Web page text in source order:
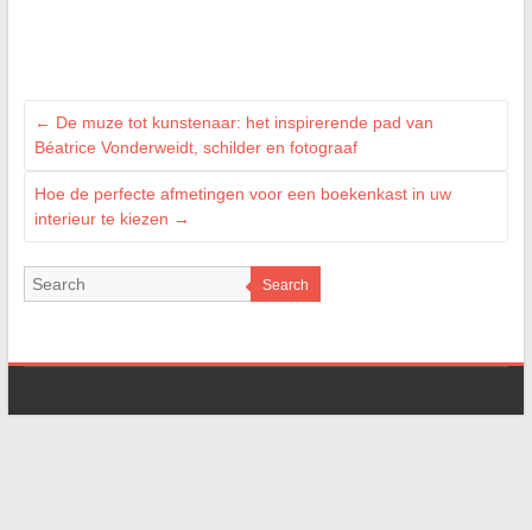
← De muze tot kunstenaar: het inspirerende pad van
Béatrice Vonderweidt, schilder en fotograaf
Hoe de perfecte afmetingen voor een boekenkast in uw
interieur te kiezen →
Search